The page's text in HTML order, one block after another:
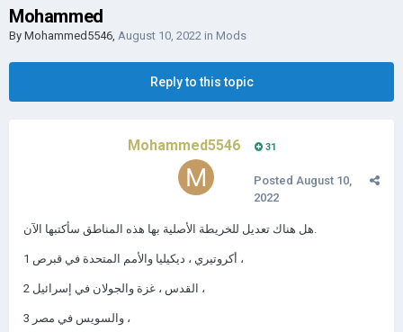
Mohammed
By Mohammed5546, August 10, 2022 in Mods
Reply to this topic
Mohammed5546 31
Posted August 10,
2022
هل هناك تعديل للخريطة الأصلية بها هذه المناطق سأكتبها الآن.
1 أكروتيري ، ديكيليا والأمم المتحدة في قبرص ،
2 القدس ، غزة والجولان في إسرائيل ،
3 والسويس في مصر ،